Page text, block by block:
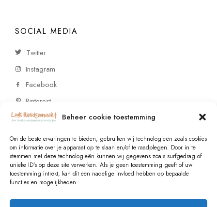
Beheer cookie toestemming
Om de beste ervaringen te bieden, gebruiken wij technologieën zoals cookies
om informatie over je apparaat op te slaan en/of te raadplegen. Door in te
stemmen met deze technologieën kunnen wij gegevens zoals surfgedrag of
unieke ID's op deze site verwerken. Als je geen toestemming geeft of uw
toestemming intrekt, kan dit een nadelige invloed hebben op bepaalde
functies en mogelijkheden.
SOCIAL MEDIA
Twitter
Instagram
Facebook
Pinterest
CONTACT
Vragen of wensen? Neem contact op!
+31 (0)6 229 021 29